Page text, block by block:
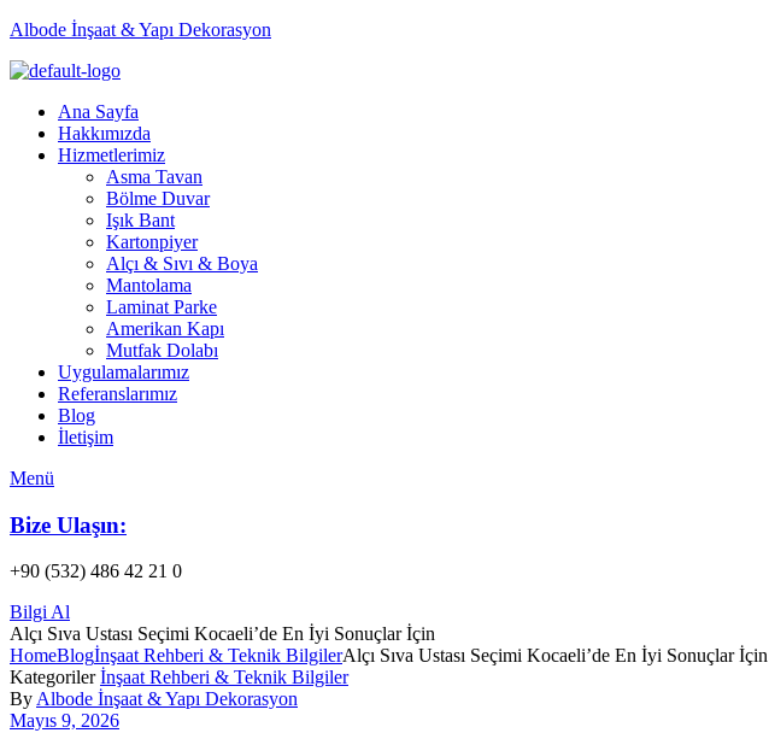
Albode İnşaat & Yapı Dekorasyon
Ana Sayfa
Hakkımızda
Hizmetlerimiz
Asma Tavan
Bölme Duvar
Işık Bant
Kartonpiyer
Alçı & Sıvı & Boya
Mantolama
Laminat Parke
Amerikan Kapı
Mutfak Dolabı
Uygulamalarımız
Referanslarımız
Blog
İletişim
Menü
Bize Ulaşın:
+90 (532) 486 42 21 0
Bilgi Al
Alçı Sıva Ustası Seçimi Kocaeli’de En İyi Sonuçlar İçin
HomeBlogİnşaat Rehberi & Teknik BilgilerAlçı Sıva Ustası Seçimi Kocaeli’de En İyi Sonuçlar İçin
Kategoriler İnşaat Rehberi & Teknik Bilgiler
ByAlbode İnşaat & Yapı Dekorasyon
Mayıs 9, 2026